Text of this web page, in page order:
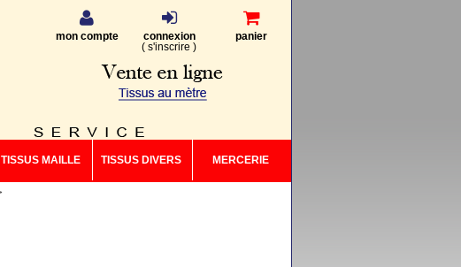
mon compte
connexion
( s'inscrire )
panier
TISSUS MAILLE TISSUS DIVERS MERCERIE